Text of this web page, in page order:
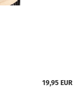
19,95 EUR